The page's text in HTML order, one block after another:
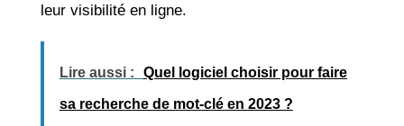
leur visibilité en ligne.
Lire aussi : Quel logiciel choisir pour faire
sa recherche de mot-clé en 2023 ?